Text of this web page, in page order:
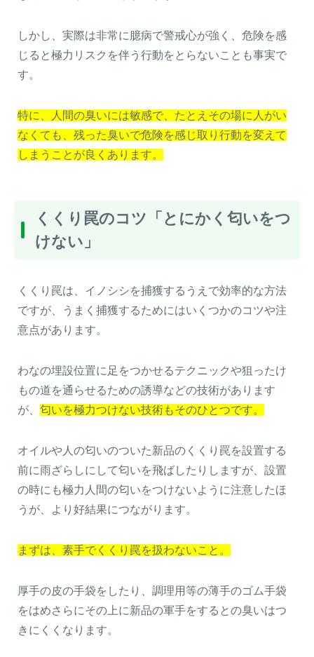
しかし、実際は非常に臆病で警戒心が強く、危険を感
じると極力リスクを伴う行動をとらないことも事実で
す。
特に、人間の臭いには敏感で、たとえその場に人がい
なくても、残った臭いで危険を感じ取り行動を変えて
しまうことが良くあります。
くくり罠のコツ「とにかく匂いをつ
けない」
くくり罠は、イノシシを捕獲するうえで効率的な方法
ですが、うまく捕獲するためにはいくつかのコツや注
意点があります。
わなの埋設位置に足をつかせるテクニックや狙ったけ
もの道を通らせるための誘導などの技術があります
が、 匂いを極力つけない技術もそのひとつです。
オイルや人の匂いのついた新品のくくり罠を設置する
前に雨ざらしにして匂いを飛ばしたりしますが、設置
の時にも極力人間の匂いをつけないように注意したほ
うが、より好結果につながります。
まずは、素手でくくり罠を扱わないこと。
厚手の皮の手袋をしたり、調理用等の薄手のゴム手袋
をはめさらにその上に新品の軍手をするとの臭いはつ
きにくくなります。